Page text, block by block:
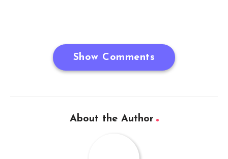
Show Comments
About the Author